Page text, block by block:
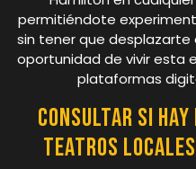
permitiéndote
sin tener que desplazarte
oportunidad de vivir esta
plataformas
Consultar si
teatros locales